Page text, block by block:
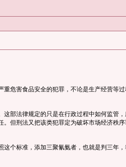
危害食品安全的犯罪，不论是生产经营等
部法律规定的只是在行政过程中如何监管
但刑法又把该类犯罪定为破坏市场经济秩
个标准，添加三聚氰氨者，也就是判三年